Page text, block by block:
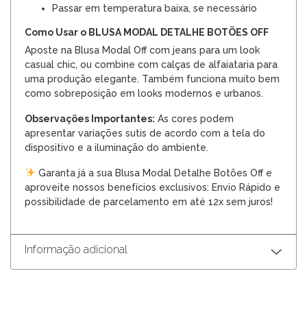
Passar em temperatura baixa, se necessário
Como Usar o BLUSA MODAL DETALHE BOTÕES OFF
Aposte na Blusa Modal Off com jeans para um look
casual chic, ou combine com calças de alfaiataria para
uma produção elegante. Também funciona muito bem
como sobreposição em looks modernos e urbanos.
Observações Importantes: As cores podem
apresentar variações sutis de acordo com a tela do
dispositivo e a iluminação do ambiente.
Garanta já a sua Blusa Modal Detalhe Botões Off e
aproveite nossos benefícios exclusivos: Envio Rápido e
possibilidade de parcelamento em até 12x sem juros!
Informação adicional